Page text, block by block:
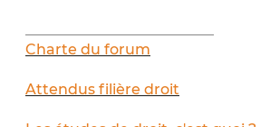
Charte du forum
Attendus filière droit